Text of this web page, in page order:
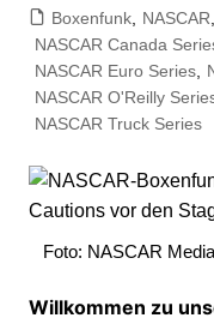
Boxenfunk, NASCAR,
NASCAR Canada
NASCAR Euro Series,
NASCAR O'Reilly
NASCAR Truck Series
Foto: NASCAR
Willkommen zu